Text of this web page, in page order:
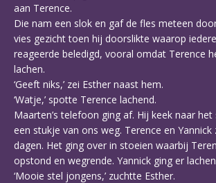
aan Terence.
Die nam een slok en gaf de fles meteen
vies gezicht toen hij doorslikte waarop
reageerde beledigd, vooral omdat Terence
lachen.
‘Geeft niks,’ zei Esther naast hem.
‘Watje,’ spotte Terence lachend.
Maarten’s telefoon ging af. Hij keek naar
een stukje van ons weg. Terence en
dagen. Het ging over in stoeien waarbij
opstond en wegrende. Yannick ging er
‘Mooie stel jongens,’ zuchtte Esther.